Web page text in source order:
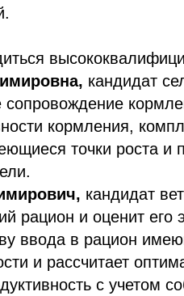
кандидат
сопровождение
кормления,
точки роста и
кандидат
рацион и оценит его
ввода в рацион
и рассчитает
с учетом